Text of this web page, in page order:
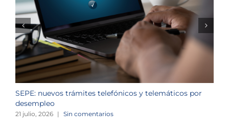
SEPE: nuevos trámites telefónicos y telemáticos por
desempleo
21 julio, 2026 | Sin comentarios